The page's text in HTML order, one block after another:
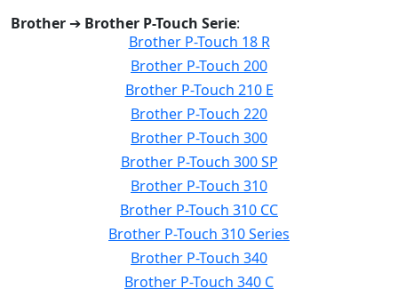
Brother ➔ Brother P-Touch Serie:
Brother P-Touch 18 R
Brother P-Touch 200
Brother P-Touch 210 E
Brother P-Touch 220
Brother P-Touch 300
Brother P-Touch 300 SP
Brother P-Touch 310
Brother P-Touch 310 CC
Brother P-Touch 310 Series
Brother P-Touch 340
Brother P-Touch 340 C